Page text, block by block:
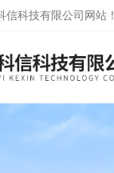
科技有限公司网站！